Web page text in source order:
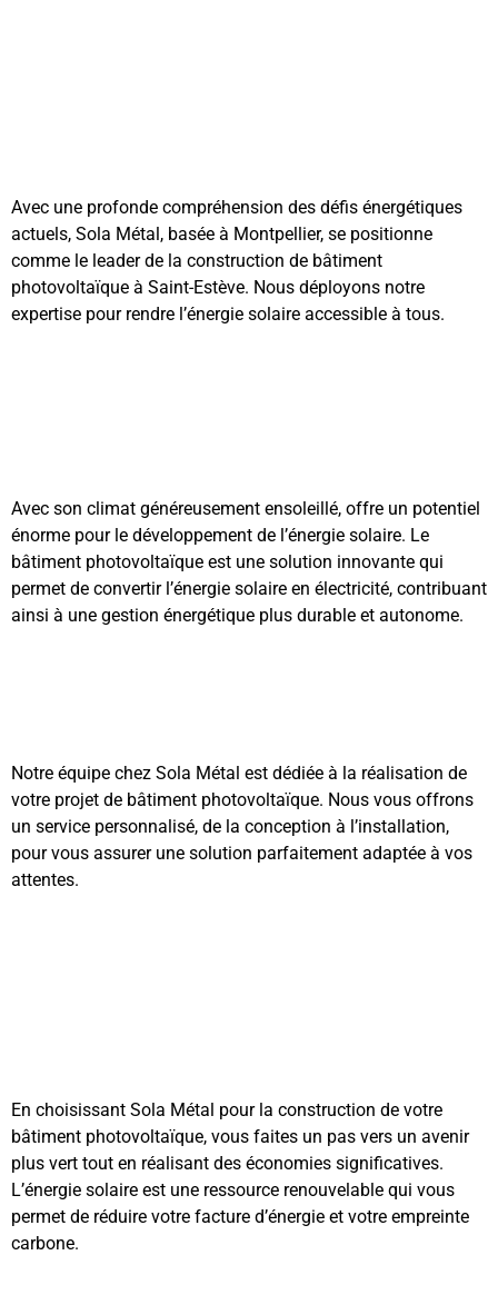
Avec une profonde compréhension des défis énergétiques
actuels, Sola Métal, basée à Montpellier, se positionne
comme le leader de la construction de bâtiment
photovoltaïque à Saint-Estève. Nous déployons notre
expertise pour rendre l’énergie solaire accessible à tous.
Avec son climat généreusement ensoleillé, offre un potentiel
énorme pour le développement de l’énergie solaire. Le
bâtiment photovoltaïque est une solution innovante qui
permet de convertir l’énergie solaire en électricité, contribuant
ainsi à une gestion énergétique plus durable et autonome.
Notre équipe chez Sola Métal est dédiée à la réalisation de
votre projet de bâtiment photovoltaïque. Nous vous offrons
un service personnalisé, de la conception à l’installation,
pour vous assurer une solution parfaitement adaptée à vos
attentes.
En choisissant Sola Métal pour la construction de votre
bâtiment photovoltaïque, vous faites un pas vers un avenir
plus vert tout en réalisant des économies significatives.
L’énergie solaire est une ressource renouvelable qui vous
permet de réduire votre facture d’énergie et votre empreinte
carbone.